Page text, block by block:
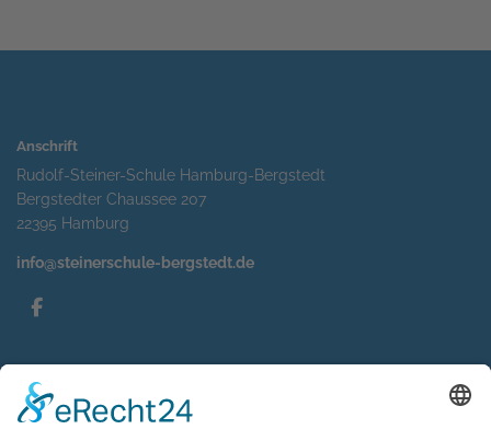
Anschrift
Rudolf-Steiner-Schule Hamburg-Bergstedt
Bergstedter Chaussee 207
22395 Hamburg
info@steinerschule-bergstedt.de
Impressum
Datenschutzerklärung